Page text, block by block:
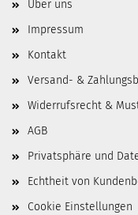
Über uns
Impressum
Kontakt
Versand- &
Widerrufsrecht &
AGB
Privatsphäre und
Echtheit von
Cookie Einstellungen